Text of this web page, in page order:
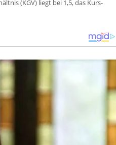
(KGV) liegt bei 1,5, das Kurs-